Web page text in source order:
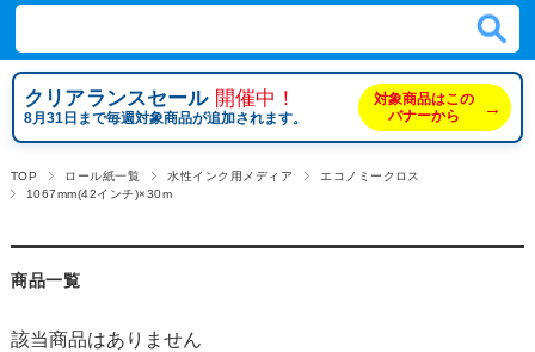
クリアランスセール 開催中！
8月31日まで毎週対象商品が追加されます。
対象商品はこの
バナーから
→
TOP ロール紙一覧 水性インク用メディア
エコノミークロス
1067mm(42インチ)×30m
商品一覧
該当商品はありません